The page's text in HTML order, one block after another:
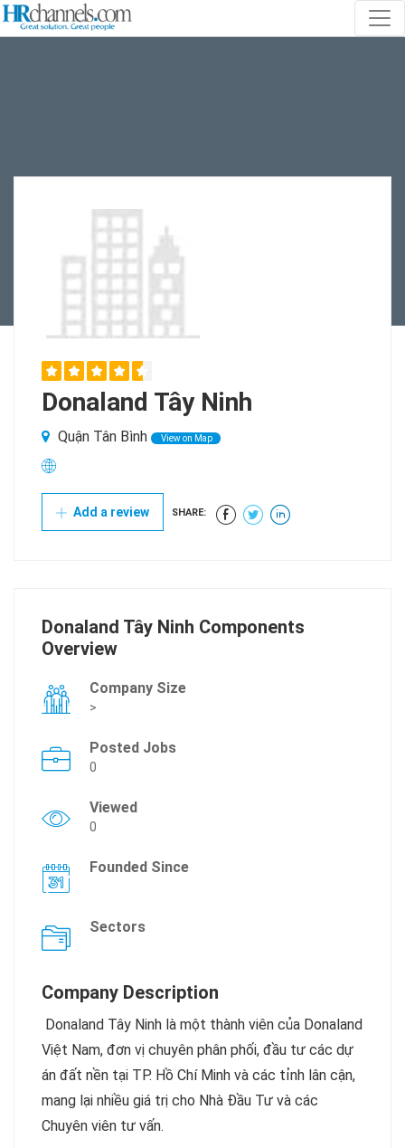
Donaland Tây Ninh
Quận Tân Bình View on Map
Add a review SHARE:
Donaland Tây Ninh Components
Overview
Company Size
>
Posted Jobs
0
Viewed
0
Founded Since
Sectors
Company Description
Donaland Tây Ninh là một thành viên của Donaland
Việt Nam, đơn vị chuyên phân phối, đầu tư các dự
án đất nền tại TP. Hồ Chí Minh và các tỉnh lân cận,
mang lại nhiều giá trị cho Nhà Đầu Tư và các
Chuyên viên tư vấn.